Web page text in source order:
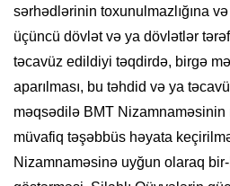
sərhədlərinin toxunulmazlığına
üçüncü dövlət və ya dövlətlər
təcavüz edildiyi təqdirdə, birgə
aparılması, bu təhdid və ya
məqsədilə BMT
müvafiq təşəbbüs həyata
Nizamnaməsinə uyğun olaraq bir-